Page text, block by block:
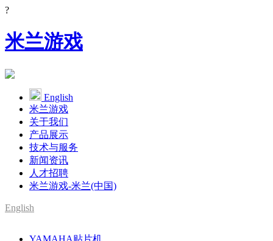
?
米兰游戏
English
米兰游戏
关于我们
产品展示
技术与服务
新闻资讯
人才招聘
米兰游戏-米兰(中国)
English
YAMAHA贴片机